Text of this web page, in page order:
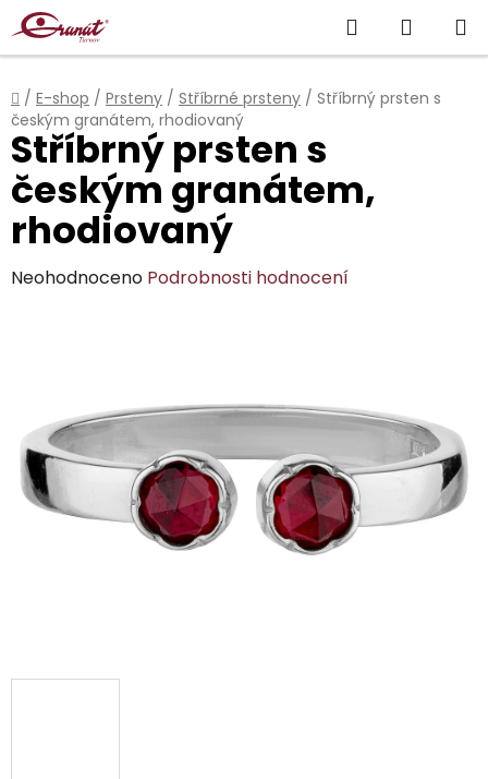
Přejít
na
obsah
Hledat
KOŠÍK
Domů
/ E-shop / Prsteny / Stříbrné prsteny / Stříbrný prsten s
českým granátem, rhodiovaný
Stříbrný prsten s
českým granátem,
rhodiovaný
Průměrné
hvězdiček.
Neohodnoceno Podrobnosti hodnocení